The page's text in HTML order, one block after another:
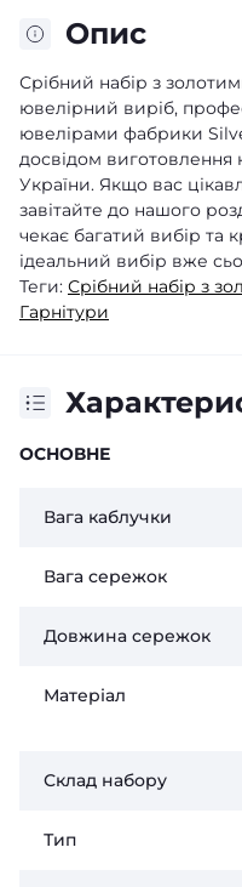
Опис
Срібний набір з
ювелірний виріб,
ювелірами фабрики
досвідом
України. Якщо вас
завітайте до нашого
чекає багатий вибір та
ідеальний вибір вже
Теги: Срібний набір з
Гарнітури
ОСНОВНЕ
Вага каблучки
Вага сережок
Довжина сережок
Матеріал
Склад набору
Тип